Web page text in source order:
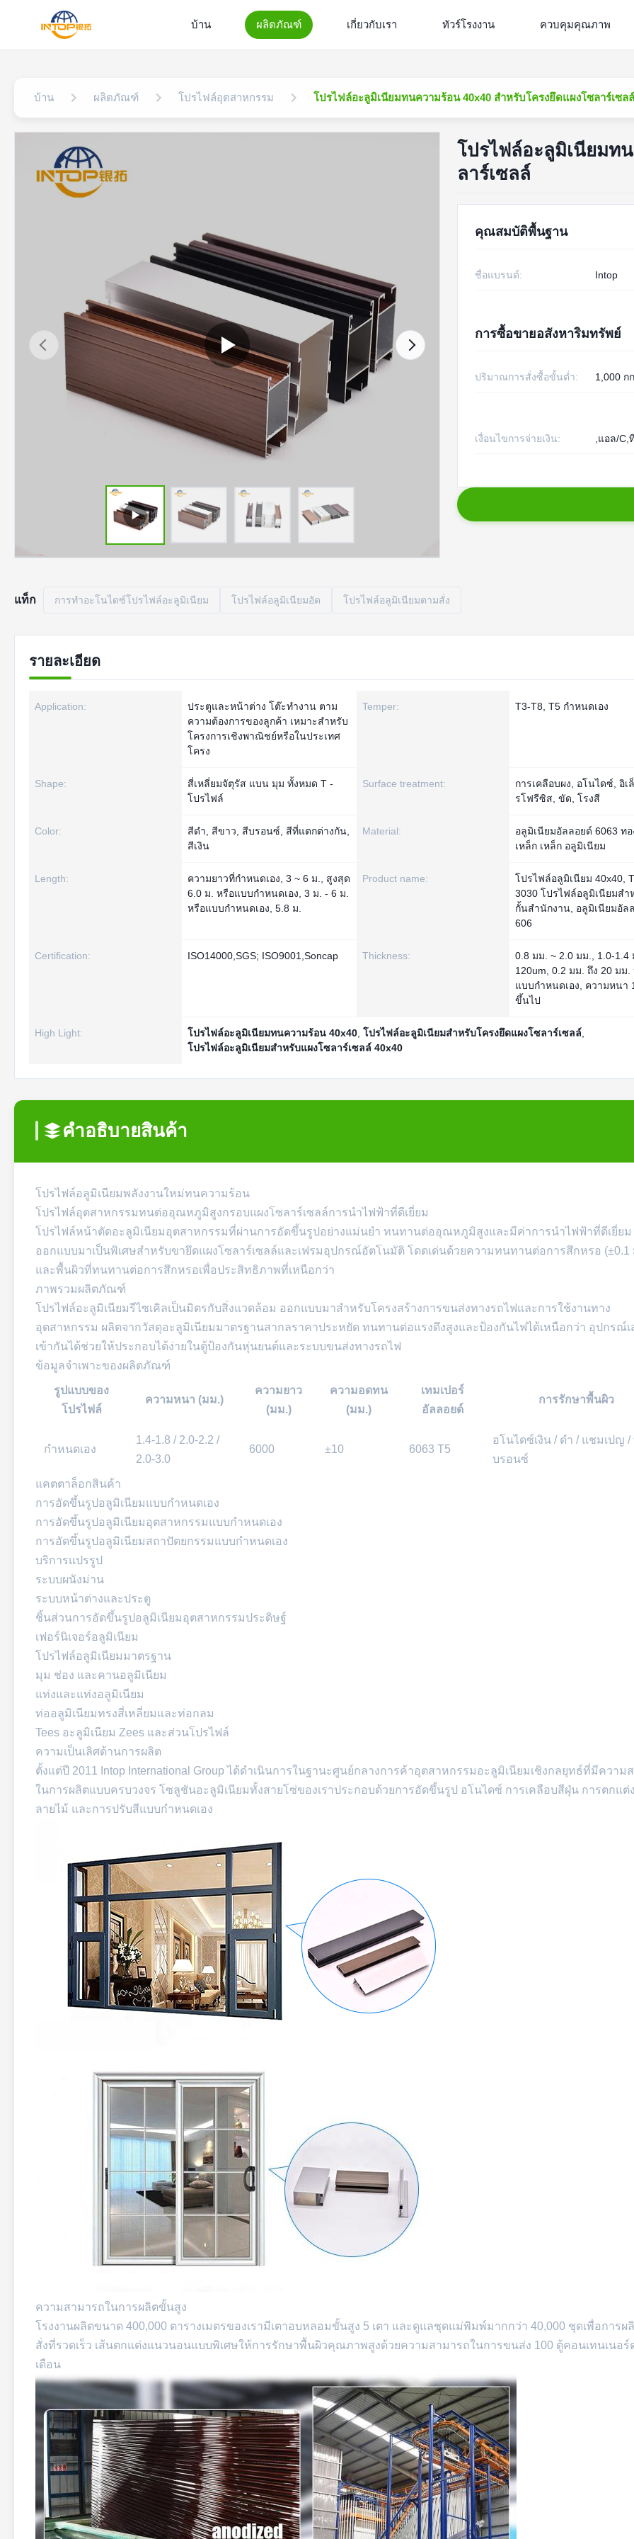
บ้าน ผลิตภัณฑ์ เกี่ยวกับเรา ทัวร์โรงงาน ควบคุมคุณภาพ
บ้าน ผลิตภัณฑ์ โปรไฟล์อุตสาหกรรม โปรไฟล์อะลูมิเนียมทนความร้อน 40x40 สำหรับโครงยึดแผงโซลาร์เซลล์
โปรไฟล์อะลูมิเนียมท
ลาร์เซลล์
คุณสมบัติพื้นฐาน
ชื่อแบรนด์: Intop
การซื้อขายอสังหาริมทรัพย์
ปริมาณการสั่งซื้อขั้นต่ำ: 1,000 กก
เงื่อนไขการจ่ายเงิน: ,แอล/C,
แท็ก การทำอะโนไดซ์โปรไฟล์อะลูมิเนียม โปรไฟล์อลูมิเนียมอัด โปรไฟล์อลูมิเนียมตามสั่ง
รายละเอียด
Application:
ประตูและหน้าต่าง โต๊ะทำงาน ตาม
ความต้องการของลูกค้า เหมาะสำหรับ
โครงการเชิงพาณิชย์หรือในประเทศ
โครง
Temper: T3-T8, T5 กำหนดเอง
Shape:
สี่เหลี่ยมจัตุรัส แบน มุม ทั้งหมด T -
โปรไฟล์
Surface treatment:
การเคลือบผง, อโนไดซ์, อิเ
รโฟรีซิส, ขัด, โรงสี
Color:
สีดำ, สีขาว, สีบรอนซ์, สีที่แตกต่างกัน,
สีเงิน
Material:
อลูมิเนียมอัลลอยด์ 6063 ทอ
เหล็ก เหล็ก อลูมิเนียม
Length:
ความยาวที่กำหนดเอง, 3 ~ 6 ม., สูงสุด
6.0 ม. หรือแบบกำหนดเอง, 3 ม. - 6 ม.
หรือแบบกำหนดเอง, 5.8 ม.
Product name:
โปรไฟล์อลูมิเนียม 40x40,
3030 โปรไฟล์อลูมิเนียมสำ
กั้นสำนักงาน, อลูมิเนียมอัล
606
Certification: ISO14000,SGS; ISO9001,Soncap Thickness:
0.8 มม. ~ 2.0 มม., 1.0-1.4
120um, 0.2 มม. ถึง 20 มม.
แบบกำหนดเอง, ความหนา
ขึ้นไป
High Light: โปรไฟล์อะลูมิเนียมทนความร้อน 40x40 โปรไฟล์อะลูมิเนียมสำหรับโครงยึดแผงโซลาร์เซลล์
โปรไฟล์อะลูมิเนียมสำหรับแผงโซลาร์เซลล์ 40x40
คําอธิบายสินค้า
โปรไฟล์อลูมิเนียมพลังงานใหม่ทนความร้อน
โปรไฟล์อุตสาหกรรมทนต่ออุณหภูมิสูงกรอบแผงโซลาร์เซลล์การนำไฟฟ้าที่ดีเยี่ยม
โปรไฟล์หน้าตัดอะลูมิเนียมอุตสาหกรรมที่ผ่านการอัดขึ้นรูปอย่างแม่นยำ ทนทานต่ออุณหภูมิสูงและมีค่าการนำไฟฟ้าที่ดีเยี่ยม
ออกแบบมาเป็นพิเศษสำหรับขายึดแผงโซลาร์เซลล์และเฟรมอุปกรณ์อัตโนมัติ โดดเด่นด้วยความทนทานต่อการสึกหรอ (±0.1
และพื้นผิวที่ทนทานต่อการสึกหรอเพื่อประสิทธิภาพที่เหนือกว่า
ภาพรวมผลิตภัณฑ์
โปรไฟล์อะลูมิเนียมรีไซเคิลเป็นมิตรกับสิ่งแวดล้อม ออกแบบมาสำหรับโครงสร้างการขนส่งทางรถไฟและการใช้งานทาง
อุตสาหกรรม ผลิตจากวัสดุอะลูมิเนียมมาตรฐานสากลราคาประหยัด ทนทานต่อแรงดึงสูงและป้องกันไฟได้เหนือกว่า อุปกรณ์เ
เข้ากันได้ช่วยให้ประกอบได้ง่ายในตู้ป้องกันหุ่นยนต์และระบบขนส่งทางรถไฟ
ข้อมูลจำเพาะของผลิตภัณฑ์
รูปแบบของ
โปรไฟล์
ความหนา (มม.)
ความยาว
(มม.)
ความอดทน
(มม.)
เทมเปอร์
อัลลอยด์
การรักษาพื้นผิว
กำหนดเอง
1.4-1.8 / 2.0-2.2 /
2.0-3.0
6000 ±10 6063 T5
อโนไดซ์เงิน / ดำ / แชมเปญ /
บรอนซ์
แคตตาล็อกสินค้า
การอัดขึ้นรูปอลูมิเนียมแบบกำหนดเอง
การอัดขึ้นรูปอลูมิเนียมอุตสาหกรรมแบบกำหนดเอง
การอัดขึ้นรูปอลูมิเนียมสถาปัตยกรรมแบบกำหนดเอง
บริการแปรรูป
ระบบผนังม่าน
ระบบหน้าต่างและประตู
ชิ้นส่วนการอัดขึ้นรูปอลูมิเนียมอุตสาหกรรมประดิษฐ์
เฟอร์นิเจอร์อลูมิเนียม
โปรไฟล์อลูมิเนียมมาตรฐาน
มุม ช่อง และคานอลูมิเนียม
แท่งและแท่งอลูมิเนียม
ท่ออลูมิเนียมทรงสี่เหลี่ยมและท่อกลม
Tees อะลูมิเนียม Zees และส่วนโปรไฟล์
ความเป็นเลิศด้านการผลิต
ตั้งแต่ปี 2011 Intop International Group ได้ดำเนินการในฐานะศูนย์กลางการค้าอุตสาหกรรมอะลูมิเนียมเชิงกลยุทธ์ที่มีความ
ในการผลิตแบบครบวงจร โซลูชันอะลูมิเนียมทั้งสายโซ่ของเราประกอบด้วยการอัดขึ้นรูป อโนไดซ์ การเคลือบสีฝุ่น การตกแต่ง
ลายไม้ และการปรับสีแบบกำหนดเอง
ความสามารถในการผลิตขั้นสูง
โรงงานผลิตขนาด 400,000 ตารางเมตรของเรามีเตาอบหลอมขั้นสูง 5 เตา และดูแลชุดแม่พิมพ์มากกว่า 40,000 ชุดเพื่อการผ
สั่งที่รวดเร็ว เส้นตกแต่งแนวนอนแบบพิเศษให้การรักษาพื้นผิวคุณภาพสูงด้วยความสามารถในการขนส่ง 100 ตู้คอนเทนเนอร์
เดือน